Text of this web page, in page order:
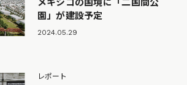
メキシコの国境に「二国間公
園」が建設予定
2024.05.29
レポート